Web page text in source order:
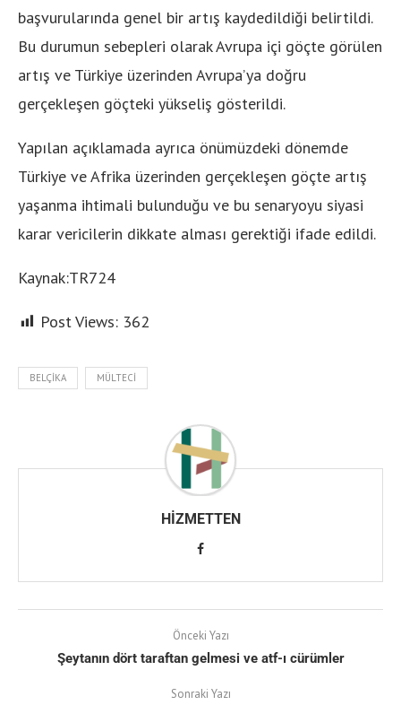
başvurularında genel bir artış kaydedildiği belirtildi.
Bu durumun sebepleri olarak Avrupa içi göçte görülen
artış ve Türkiye üzerinden Avrupa’ya doğru
gerçekleşen göçteki yükseliş gösterildi.
Yapılan açıklamada ayrıca önümüzdeki dönemde
Türkiye ve Afrika üzerinden gerçekleşen göçte artış
yaşanma ihtimali bulunduğu ve bu senaryoyu siyasi
karar vericilerin dikkate alması gerektiği ifade edildi.
Kaynak:TR724
Post Views: 362
BELÇIKA MÜLTECI
HIZMETTEN
Önceki Yazı
Şeytanın dört taraftan gelmesi ve atf-ı cürümler
Sonraki Yazı